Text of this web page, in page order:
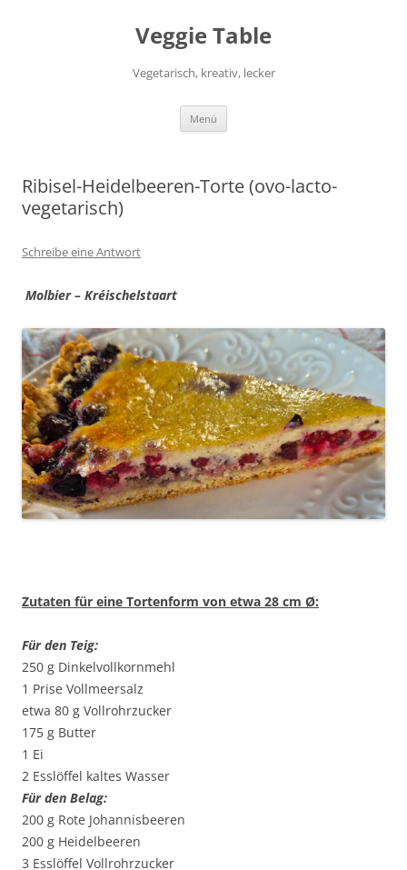
Veggie Table
Vegetarisch, kreativ, lecker
Menü
Ribisel-Heidelbeeren-Torte (ovo-lacto-
vegetarisch)
Schreibe eine Antwort
Molbier – Kréischelstaart
Zutaten für eine Tortenform von etwa 28 cm Ø:
Für den Teig:
250 g Dinkelvollkornmehl
1 Prise Vollmeersalz
etwa 80 g Vollrohrzucker
175 g Butter
1 Ei
2 Esslöffel kaltes Wasser
Für den Belag:
200 g Rote Johannisbeeren
200 g Heidelbeeren
3 Esslöffel Vollrohrzucker